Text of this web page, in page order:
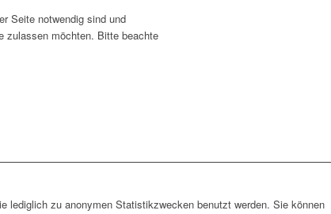
Seite notwendig sind und
zulassen möchten. Bitte beachte
lediglich zu anonymen Statistikzwecken benutzt werden. Sie können